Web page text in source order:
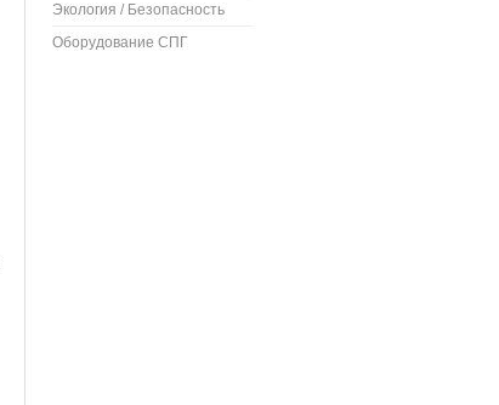
Экология / Безопасность
Оборудование СПГ